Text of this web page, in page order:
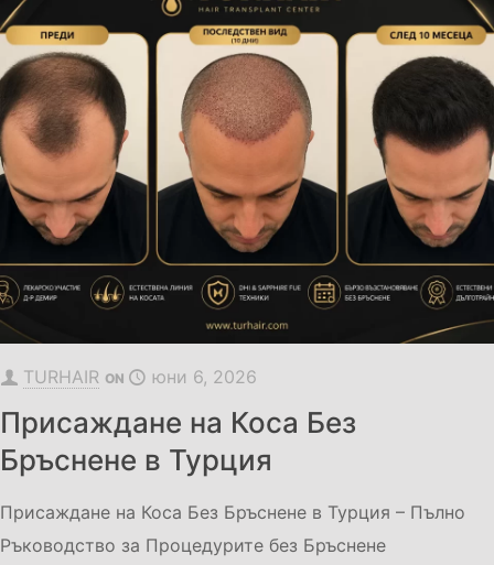
TURHAIR ON юни 6, 2026
Присаждане на Коса Без
Бръснене в Турция
Присаждане на Коса Без Бръснене в Турция – Пълно
Ръководство за Процедурите без Бръснене